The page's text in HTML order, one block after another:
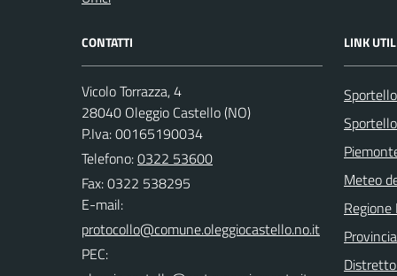
CONTATTI
Vicolo Torrazza, 4
28040 Oleggio Castello (NO)
P.Iva: 00165190034
Telefono:0322 53600
Fax: 0322 538295
E-mail:
PEC:
LINK
Meteo